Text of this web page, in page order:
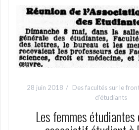
28 juin 2018 Des facultés sur le
d’étudiants
Les femmes